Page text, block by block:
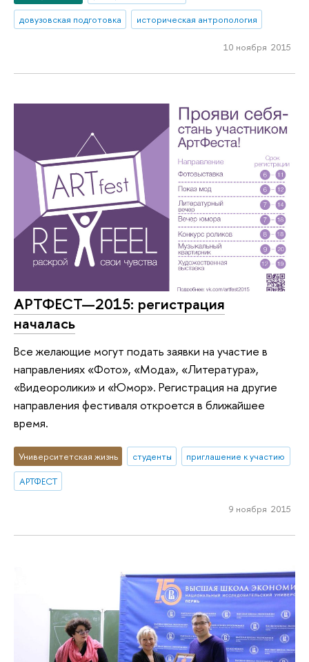
довузовская подготовка
историческая антропология
10 ноября 2015
АРТФЕСТ—2015: регистрация
началась
Все желающие могут подать заявки на участие в
направлениях «Фото», «Мода», «Литература»,
«Видеоролики» и «Юмор». Регистрация на другие
направления фестиваля откроется в ближайшее
время.
Университетская жизнь студенты
приглашение к участию
АРТФЕСТ
9 ноября 2015